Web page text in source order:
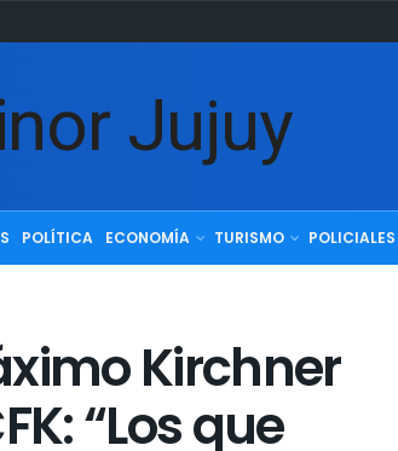
POLÍTICA ECONOMÍA TURISMO POLICIALES
Kirchner
“Los que